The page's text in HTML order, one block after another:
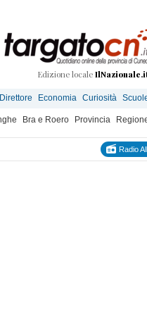
Edizione locale
Economia Curiosità
Bra e Roero Provincia
Radio